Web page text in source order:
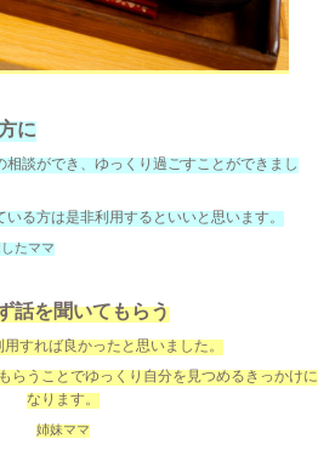
に
談ができ、ゆっくり過ごすことができまし
る方は是非利用するといいと思います。
たママ
話を聞いてもらう
すれば良かったと思いました。
らうことでゆっくり自分を見つめるきっかけに
なります。
姉妹ママ